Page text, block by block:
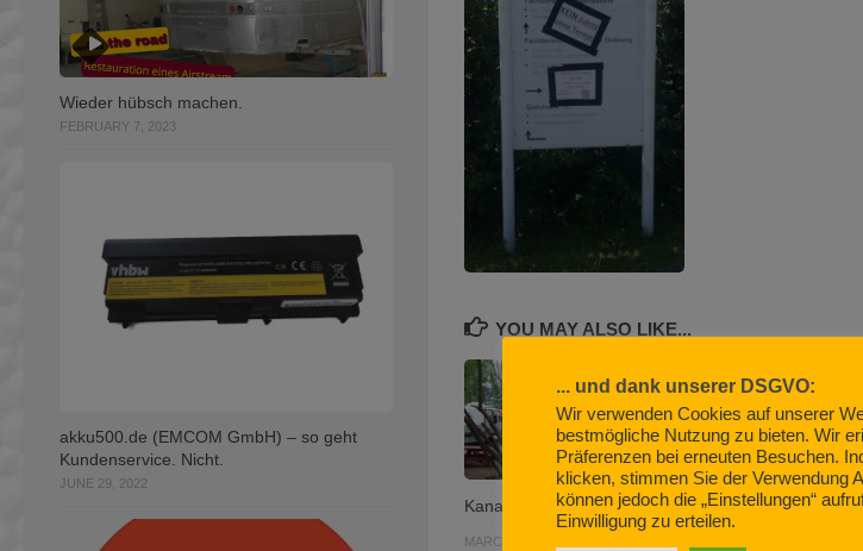
YOU MAY ALSO LIKE...
0
Kanada 2007
MARCH 6, 2019
Wieder hübsch machen.
FEBRUARY 7, 2023
akku500.de (EMCOM GmbH) – so geht
Kundenservice. Nicht.
JUNE 29, 2022
... und dank unserer DSGVO:
Wir verwenden Cookies auf unserer
bestmögliche Nutzung zu bieten. Wir
Präferenzen bei erneuten Besuchen.
klicken, stimmen Sie der Verwendung
können jedoch die „Einstellungen“
Einwilligung zu erteilen.